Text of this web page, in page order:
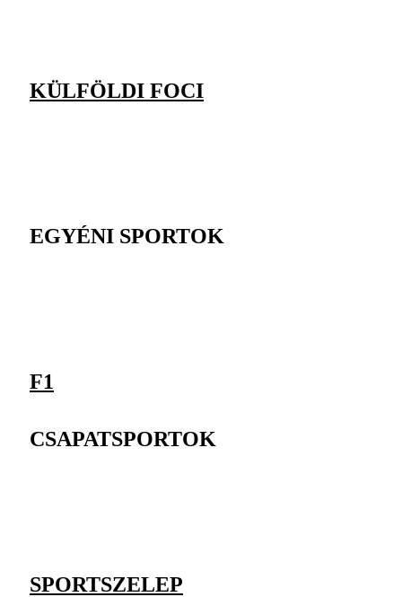
KÜLFÖLDI FOCI
EGYÉNI SPORTOK
F1
CSAPATSPORTOK
SPORTSZELEP